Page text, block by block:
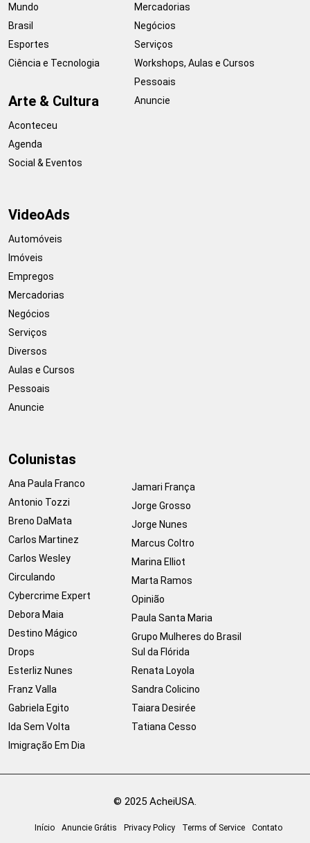
Mundo
Brasil
Esportes
Ciência e Tecnologia
Arte & Cultura
Aconteceu
Agenda
Social & Eventos
Mercadorias
Negócios
Serviços
Workshops, Aulas e Cursos
Pessoais
Anuncie
VideoAds
Automóveis
Imóveis
Empregos
Mercadorias
Negócios
Serviços
Diversos
Aulas e Cursos
Pessoais
Anuncie
Colunistas
Ana Paula Franco
Antonio Tozzi
Breno DaMata
Carlos Martinez
Carlos Wesley
Circulando
Cybercrime Expert
Debora Maia
Destino Mágico
Drops
Esterliz Nunes
Franz Valla
Gabriela Egito
Ida Sem Volta
Imigração Em Dia
Jamari França
Jorge Grosso
Jorge Nunes
Marcus Coltro
Marina Elliot
Marta Ramos
Opinião
Paula Santa Maria
Grupo Mulheres do Brasil
Sul da Flórida
Renata Loyola
Sandra Colicino
Taiara Desirée
Tatiana Cesso
© 2025 AcheiUSA.
Início Anuncie Grátis Privacy Policy Terms of Service Contato